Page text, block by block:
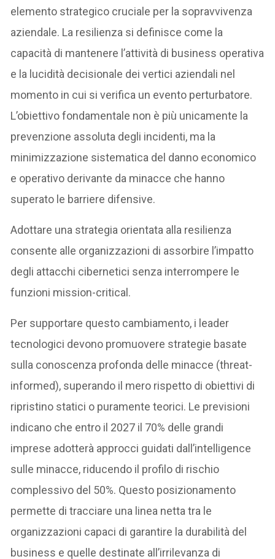
elemento strategico cruciale per la sopravvivenza
aziendale. La resilienza si definisce come la
capacità di mantenere l’attività di business operativa
e la lucidità decisionale dei vertici aziendali nel
momento in cui si verifica un evento perturbatore.
L’obiettivo fondamentale non è più unicamente la
prevenzione assoluta degli incidenti, ma la
minimizzazione sistematica del danno economico
e operativo derivante da minacce che hanno
superato le barriere difensive.
Adottare una strategia orientata alla resilienza
consente alle organizzazioni di assorbire l’impatto
degli attacchi cibernetici senza interrompere le
funzioni mission-critical.
Per supportare questo cambiamento, i leader
tecnologici devono promuovere strategie basate
sulla conoscenza profonda delle minacce (threat-
informed), superando il mero rispetto di obiettivi di
ripristino statici o puramente teorici. Le previsioni
indicano che entro il 2027 il 70% delle grandi
imprese adotterà approcci guidati dall’intelligence
sulle minacce, riducendo il profilo di rischio
complessivo del 50%. Questo posizionamento
permette di tracciare una linea netta tra le
organizzazioni capaci di garantire la durabilità del
business e quelle destinate all’irrilevanza di